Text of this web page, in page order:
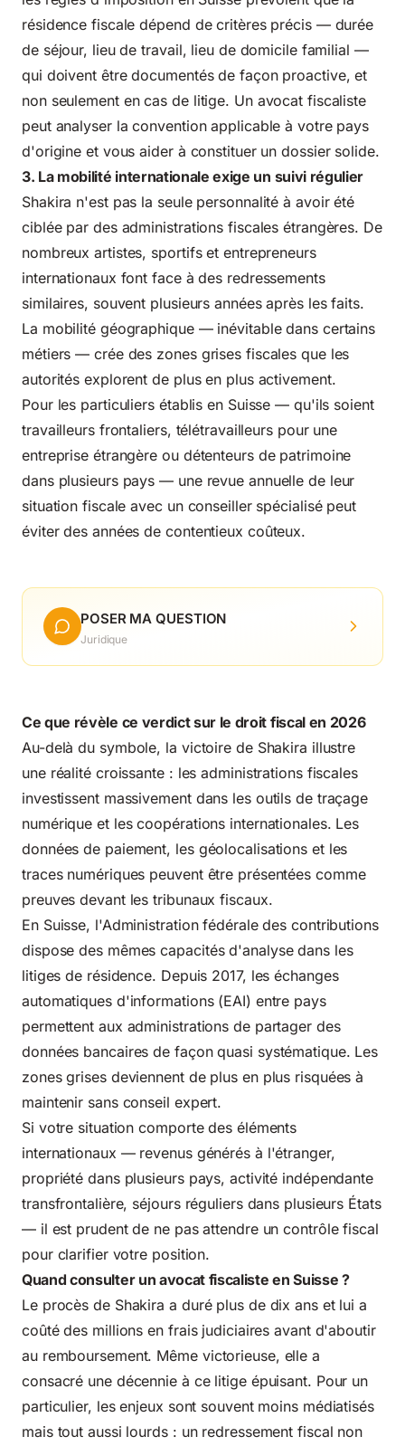
résidence fiscale dépend de critères précis — durée
de séjour, lieu de travail, lieu de domicile familial —
qui doivent être documentés de façon proactive, et
non seulement en cas de litige. Un avocat fiscaliste
peut analyser la convention applicable à votre pays
d'origine et vous aider à constituer un dossier solide.
3. La mobilité internationale exige un suivi régulier
Shakira n'est pas la seule personnalité à avoir été
ciblée par des administrations fiscales étrangères. De
nombreux artistes, sportifs et entrepreneurs
internationaux font face à des redressements
similaires, souvent plusieurs années après les faits.
La mobilité géographique — inévitable dans certains
métiers — crée des zones grises fiscales que les
autorités explorent de plus en plus activement.
Pour les particuliers établis en Suisse — qu'ils soient
travailleurs frontaliers, télétravailleurs pour une
entreprise étrangère ou détenteurs de patrimoine
dans plusieurs pays — une revue annuelle de leur
situation fiscale avec un conseiller spécialisé peut
éviter des années de contentieux coûteux.
POSER MA QUESTION
Juridique
Ce que révèle ce verdict sur le droit fiscal en 2026
Au-delà du symbole, la victoire de Shakira illustre
une réalité croissante : les administrations fiscales
investissent massivement dans les outils de traçage
numérique et les coopérations internationales. Les
données de paiement, les géolocalisations et les
traces numériques peuvent être présentées comme
preuves devant les tribunaux fiscaux.
En Suisse, l'Administration fédérale des contributions
dispose des mêmes capacités d'analyse dans les
litiges de résidence. Depuis 2017, les échanges
automatiques d'informations (EAI) entre pays
permettent aux administrations de partager des
données bancaires de façon quasi systématique. Les
zones grises deviennent de plus en plus risquées à
maintenir sans conseil expert.
Si votre situation comporte des éléments
internationaux — revenus générés à l'étranger,
propriété dans plusieurs pays, activité indépendante
transfrontalière, séjours réguliers dans plusieurs États
— il est prudent de ne pas attendre un contrôle fiscal
pour clarifier votre position.
Quand consulter un avocat fiscaliste en Suisse ?
Le procès de Shakira a duré plus de dix ans et lui a
coûté des millions en frais judiciaires avant d'aboutir
au remboursement. Même victorieuse, elle a
consacré une décennie à ce litige épuisant. Pour un
particulier, les enjeux sont souvent moins médiatisés
mais tout aussi lourds : un redressement fiscal non